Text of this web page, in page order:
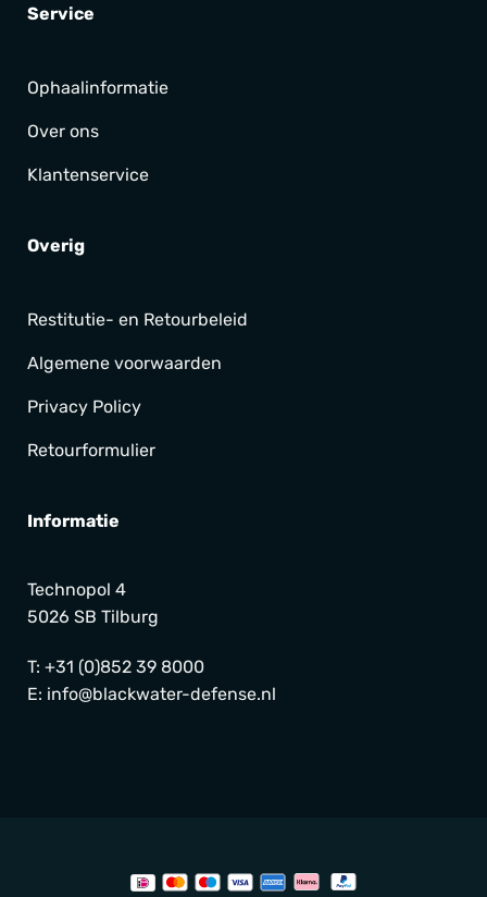
Service
Ophaalinformatie
Over ons
Klantenservice
Overig
Restitutie- en Retourbeleid
Algemene voorwaarden
Privacy Policy
Retourformulier
Informatie
Technopol 4
5026 SB Tilburg
T: +31 (0)852 39 8000
E: info@blackwater-defense.nl